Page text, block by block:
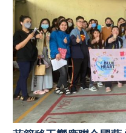
運
查
緝
專
區
預
防
宣
導